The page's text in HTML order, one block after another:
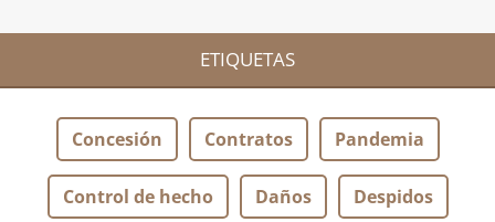
ETIQUETAS
Concesión Contratos Pandemia
Control de hecho Daños Despidos